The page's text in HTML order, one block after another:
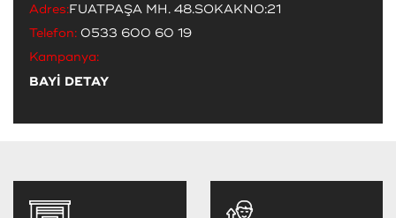
Adres:FUATPAŞA MH. 48.SOKAKNO:21
Telefon: 0533 600 60 19
Kampanya:
BAYİ DETAY